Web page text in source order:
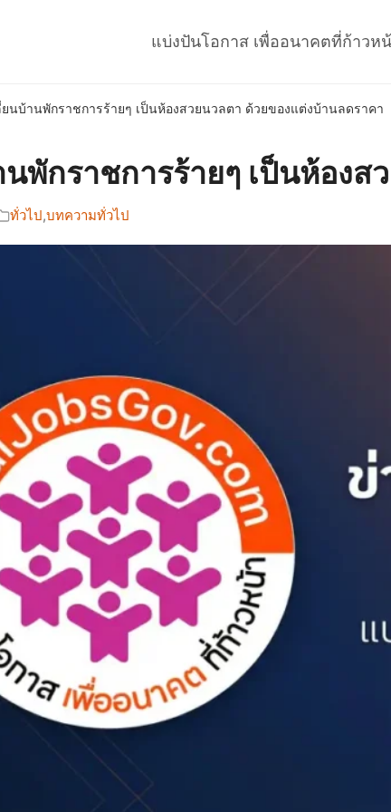
แบ่งปันโอกาส เพื่ออนาคตที่ก้าวห
ยนบ้านพักราชการร้ายๆ เป็นห้องสวยนวลตา ด้วยของแต่งบ้านลดราคา
พักราชการร้ายๆ เป็นห้อง
ทั่วไป,บทความทั่วไป